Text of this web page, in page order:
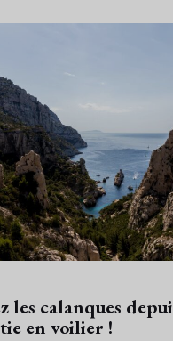
les calanques
en voilier !